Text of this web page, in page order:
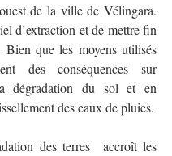
de la ville de Vélingara.
d’extraction et de mettre fin
que les moyens utilisés
des conséquences sur
dégradation du sol et en
des eaux de pluies.
des terres
accroît les